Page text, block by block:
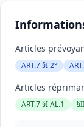
Articles
ART.7 §I 2°
Articles
ART.7 §I AL.1